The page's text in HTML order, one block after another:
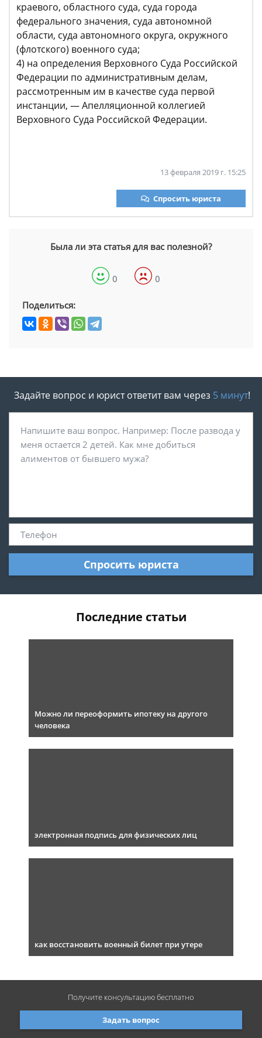
краевого, областного суда, суда города
федерального значения, суда автономной
области, суда автономного округа, окружного
(флотского) военного суда;
4) на определения Верховного Суда Российской
Федерации по административным делам,
рассмотренным им в качестве суда первой
инстанции, — Апелляционной коллегией
Верховного Суда Российской Федерации.
13 февраля 2019 г. 15:25
Спросить юриста
Была ли эта статья для вас полезной?
0 0
Поделиться:
Задайте вопрос и юрист ответит вам через 5 минут!
Спросить юриста
Последние статьи
Можно ли переоформить ипотеку на другого
человека
электронная подпись для физических лиц
как восстановить военный билет при утере
Задать вопрос
Получите консультациюбесплатно